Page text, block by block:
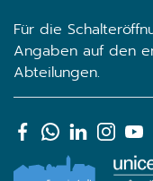
Für die
Angaben auf den
Abteilungen.